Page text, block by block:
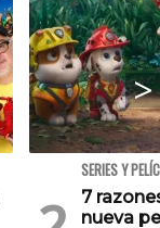
SERIES Y
7
nueva